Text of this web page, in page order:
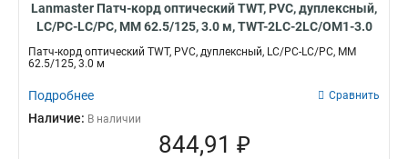
Lanmaster Патч-корд оптический TWT, PVC, дуплексный,
LC/PC-LC/PC, MM 62.5/125, 3.0 м, TWT-2LC-2LC/OM1-3.0
Патч-корд оптический TWT, PVC, дуплексный, LC/PC-LC/PC, MM
62.5/125, 3.0 м
Подробнее Сравнить
Наличие: В наличии
844,91 ₽